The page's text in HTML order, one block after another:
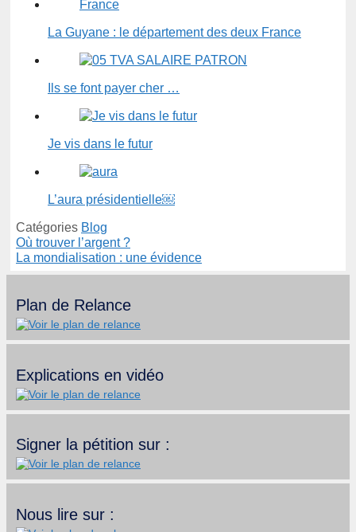
La Guyane : le département des deux France
Ils se font payer cher …
Je vis dans le futur
L’aura présidentielle￼
Catégories Blog
Où trouver l’argent ?
La mondialisation : une évidence
Plan de Relance
Explications en vidéo
Signer la pétition sur :
Nous lire sur :